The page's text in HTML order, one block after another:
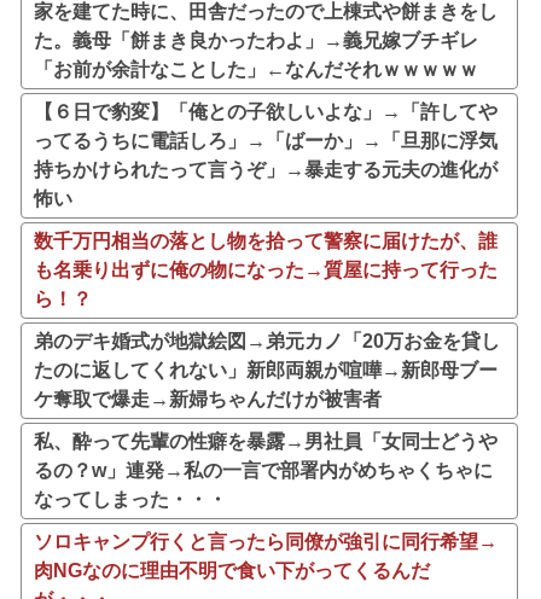
家を建てた時に、田舎だったので上棟式や餅まきをし
た。義母「餅まき良かったわよ」→義兄嫁ブチギレ
「お前が余計なことした」←なんだそれｗｗｗｗｗ
【６日で豹変】「俺との子欲しいよな」→「許してや
ってるうちに電話しろ」→「ばーか」→「旦那に浮気
持ちかけられたって言うぞ」→暴走する元夫の進化が
怖い
数千万円相当の落とし物を拾って警察に届けたが、誰
も名乗り出ずに俺の物になった→質屋に持って行った
ら！？
弟のデキ婚式が地獄絵図→弟元カノ「20万お金を貸し
たのに返してくれない」新郎両親が喧嘩→新郎母ブー
ケ奪取で爆走→新婦ちゃんだけが被害者
私、酔って先輩の性癖を暴露→男社員「女同士どうや
るの？w」連発→私の一言で部署内がめちゃくちゃに
なってしまった・・・
ソロキャンプ行くと言ったら同僚が強引に同行希望→
肉NGなのに理由不明で食い下がってくるんだ